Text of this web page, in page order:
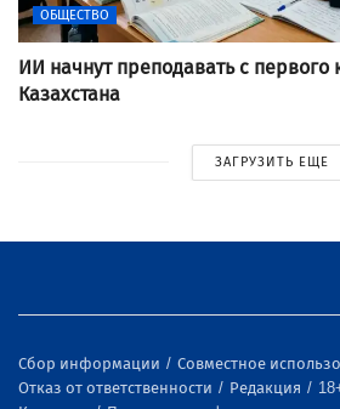
ОБЩЕСТВО
ИИ начнут преподавать с первого
Казахстана
ЗАГРУЗИТЬ ЕЩЕ
Сбор информации
Совместное
Отказ от ответственности
Редакция